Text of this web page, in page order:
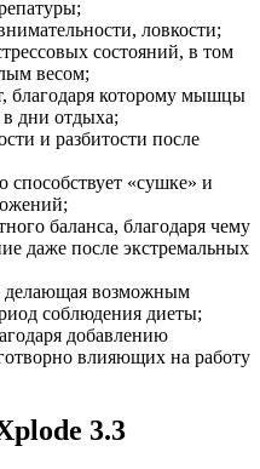
ловкости;
состояний, в том
весом;
благодаря которому мышцы
в дни отдыха;
и разбитости после
способствует «сушке» и
баланса, благодаря чему
даже после экстремальных
делающая возможным
соблюдения диеты;
добавлению
влияющих на работу
3.3